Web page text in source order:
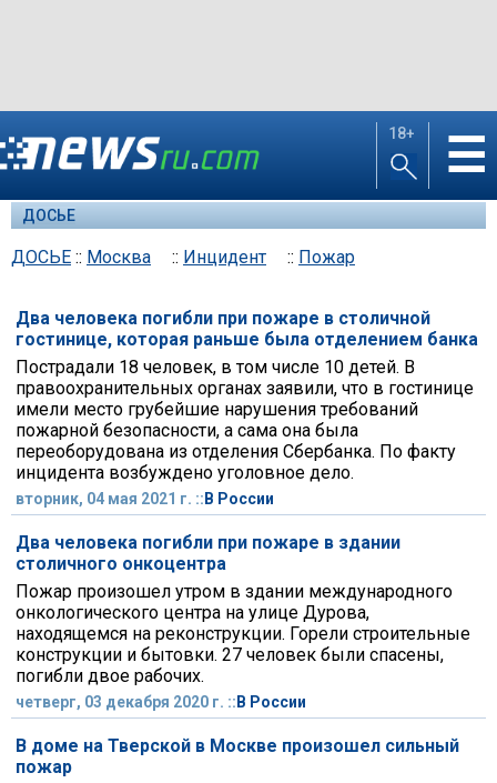
18+ ☰
ДОСЬЕ
ДОСЬЕ :: Москва :: Инцидент :: Пожар
Два человека погибли при пожаре в столичной
гостинице, которая раньше была отделением банка
Пострадали 18 человек, в том числе 10 детей. В
правоохранительных органах заявили, что в гостинице
имели место грубейшие нарушения требований
пожарной безопасности, а сама она была
переоборудована из отделения Сбербанка. По факту
инцидента возбуждено уголовное дело.
вторник, 04 мая 2021 г. :: В России
Два человека погибли при пожаре в здании
столичного онкоцентра
Пожар произошел утром в здании международного
онкологического центра на улице Дурова,
находящемся на реконструкции. Горели строительные
конструкции и бытовки. 27 человек были спасены,
погибли двое рабочих.
четверг, 03 декабря 2020 г. :: В России
В доме на Тверской в Москве произошел сильный
пожар